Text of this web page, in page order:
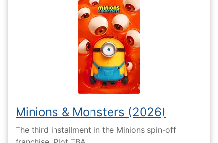
Minions & Monsters (2026)
The third installment in the Minions spin-off